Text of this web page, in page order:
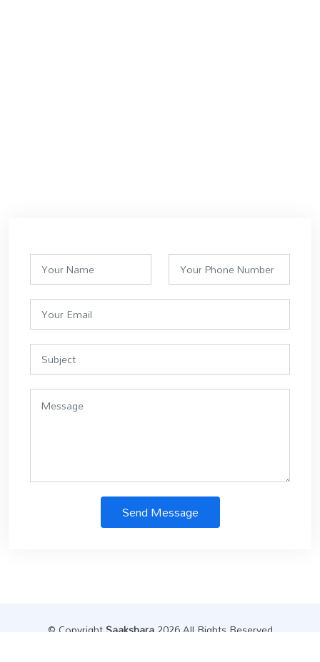
Send Message
© CopyrightSaakshara.2026 All Rights Reserved